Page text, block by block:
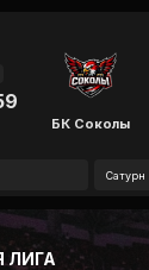
БК Соколы
Сатурн
ЛИГА